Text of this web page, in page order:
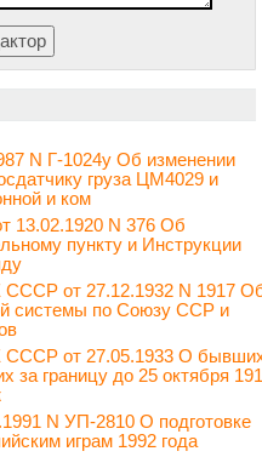
N Г-1024у Об изменении
груза ЦМ4029 и
и ком
13.02.1920 N 376 Об
пункту и Инструкции
от 27.12.1932 N 1917
системы по Союзу ССР и
от 27.05.1933 О
за границу до 25 октября
N УП-2810 О подготовке
играм 1992 года